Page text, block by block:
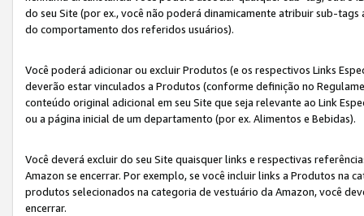
do seu Site (por ex., você não poderá dinamicamente atribuir sub-
do comportamento dos referidos usuários).
Você poderá adicionar ou excluir Produtos (e os respectivos Links
deverão estar vinculados a Produtos (conforme definição no
conteúdo original adicional em seu Site que seja relevante ao Link
ou a página inicial de um departamento (por ex. Alimentos e Bebidas).
Você deverá excluir do seu Site quaisquer links e respectivas
Amazon se encerrar. Por exemplo, se você incluir links a Produtos na
produtos selecionados na categoria de vestuário da Amazon, você
encerrar.